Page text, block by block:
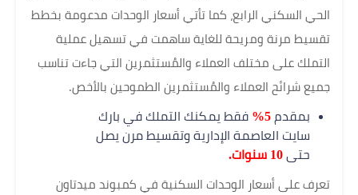
الحي السكني الرابع، كما تأتي أسعار الوحدات مدعومة بخطط
تقسيط مرنة ومريحة للغاية ساهمت في تسهيل عملية
التملك على مختلف العملاء والمُستثمرين التي جاءت تناسب
جميع شرائح العملاء والمُستثمرين الطموحين بالأخص.
بمقدم 5%
فقط يمكنك التملك في بارك
سايت العاصمة الإدارية وتقسيط مرن يصل
حتى 10 سنوات.
تعرف على أسعار الوحدات السكنية في كمبوند ميدتاون